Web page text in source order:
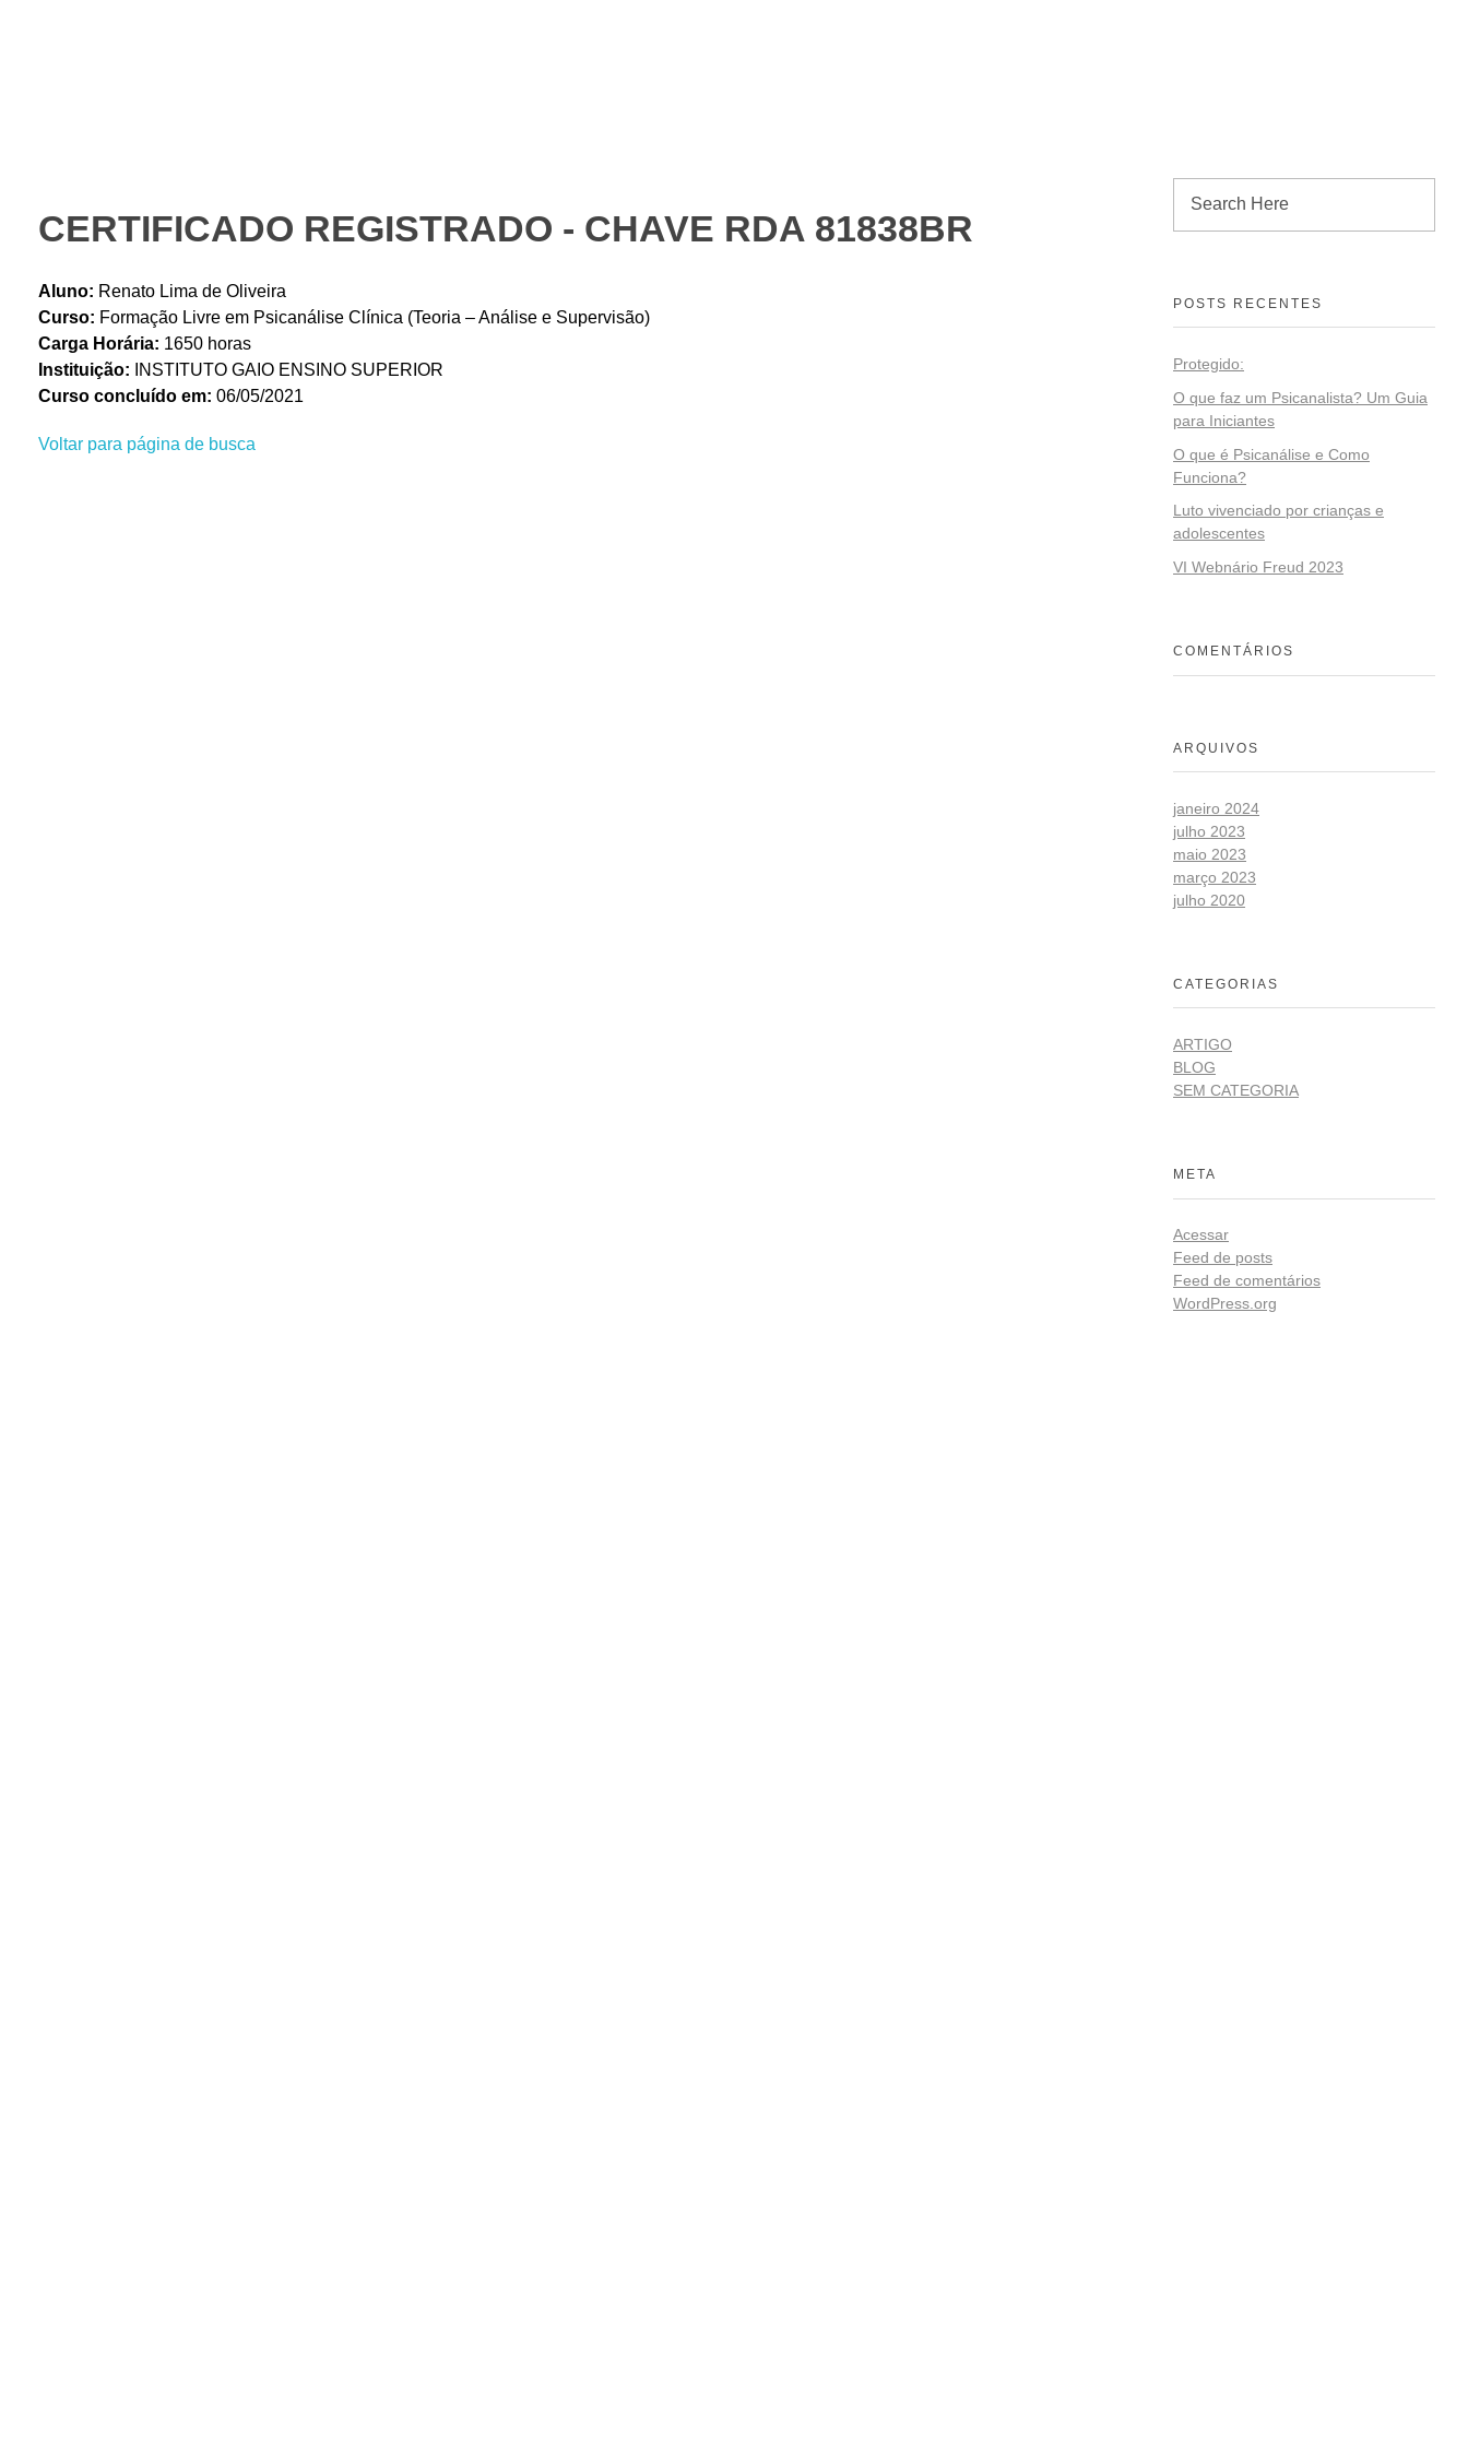
CERTIFICADO REGISTRADO - CHAVE RDA 81838BR
Aluno: Renato Lima de Oliveira
Curso: Formação Livre em Psicanálise Clínica (Teoria – Análise e Supervisão)
Carga Horária: 1650 horas
Instituição: INSTITUTO GAIO ENSINO SUPERIOR
Curso concluído em: 06/05/2021
Voltar para página de busca
POSTS RECENTES
Protegido:
O que faz um Psicanalista? Um Guia
para Iniciantes
O que é Psicanálise e Como
Funciona?
Luto vivenciado por crianças e
adolescentes
VI Webnário Freud 2023
COMENTÁRIOS
ARQUIVOS
janeiro 2024
julho 2023
maio 2023
março 2023
julho 2020
CATEGORIAS
ARTIGO
BLOG
SEM CATEGORIA
META
Acessar
Feed de posts
Feed de comentários
WordPress.org